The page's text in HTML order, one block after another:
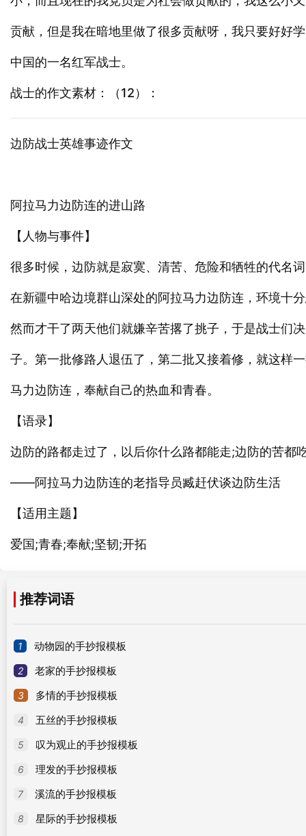
贡献，但是我在暗地里做了很多贡献呀，我只要好好
中国的一名红军战士。
战士的作文素材：（12）：
边防战士英雄事迹作文
阿拉马力边防连的进山路
【人物与事件】
很多时候，边防就是寂寞、清苦、危险和牺牲的代名
在新疆中哈边境群山深处的阿拉马力边防连，环境十
然而才干了两天他们就嫌辛苦撂了挑子，于是战士们
子。第一批修路人退伍了，第二批又接着修，就这样
马力边防连，奉献自己的热血和青春。
【语录】
边防的路都走过了，以后你什么路都能走;边防的苦都
——阿拉马力边防连的老指导员臧赶伏谈边防生活
【适用主题】
爱国;青春;奉献;坚韧;开拓
推荐词语
1 动物园的手抄报模板
2 老家的手抄报模板
3 多情的手抄报模板
4 五丝的手抄报模板
5 叹为观止的手抄报模板
6 理发的手抄报模板
7 溪流的手抄报模板
8 星际的手抄报模板